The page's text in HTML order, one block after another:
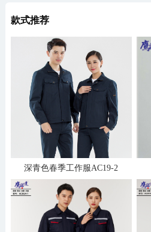
款式推荐
深青色春季工作服AC19-2